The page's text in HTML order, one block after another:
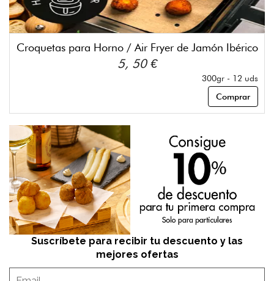
Croquetas para Horno / Air Fryer de Jamón Ibérico
5, 50 €
300gr - 12 uds
Comprar
Suscríbete para recibir tu descuento y las
mejores ofertas